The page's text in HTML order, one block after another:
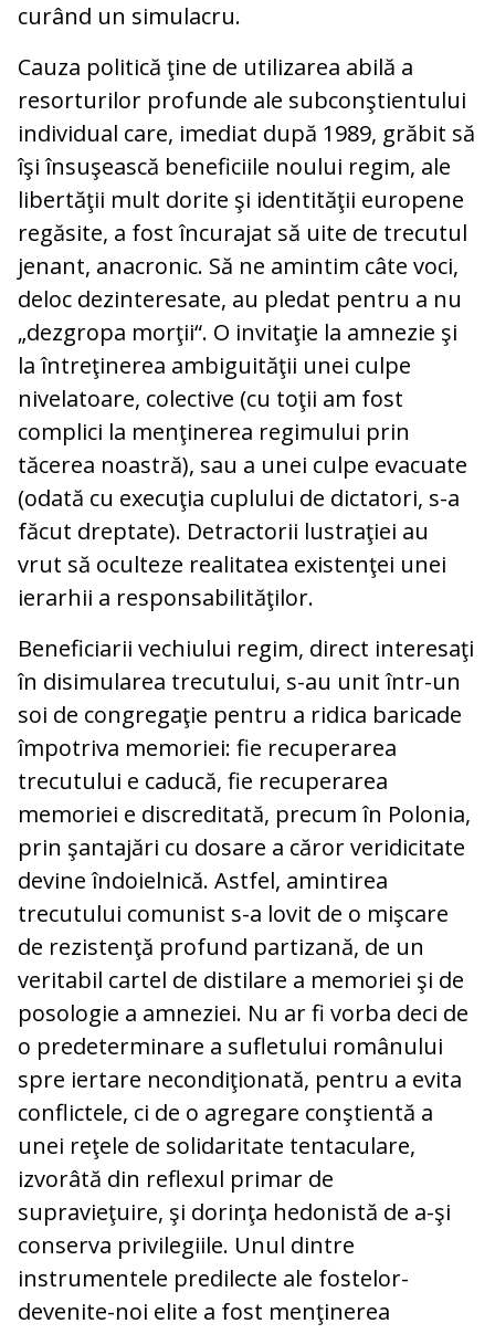
curând un simulacru.
Cauza politică ţine de utilizarea abilă a
resorturilor profunde ale subconştientului
individual care, imediat după 1989, grăbit să
îşi însuşească beneficiile noului regim, ale
libertăţii mult dorite şi identităţii europene
regăsite, a fost încurajat să uite de trecutul
jenant, anacronic. Să ne amintim câte voci,
deloc dezinteresate, au pledat pentru a nu
„dezgropa morţii“. O invitaţie la amnezie şi
la întreţinerea ambiguităţii unei culpe
nivelatoare, colective (cu toţii am fost
complici la menţinerea regimului prin
tăcerea noastră), sau a unei culpe evacuate
(odată cu execuţia cuplului de dictatori, s-a
făcut dreptate). Detractorii lustraţiei au
vrut să oculteze realitatea existenţei unei
ierarhii a responsabilităţilor.
Beneficiarii vechiului regim, direct interesaţi
în disimularea trecutului, s-au unit într-un
soi de congregaţie pentru a ridica baricade
împotriva memoriei: fie recuperarea
trecutului e caducă, fie recuperarea
memoriei e discreditată, precum în Polonia,
prin şantajări cu dosare a căror veridicitate
devine îndoielnică. Astfel, amintirea
trecutului comunist s-a lovit de o mişcare
de rezistenţă profund partizană, de un
veritabil cartel de distilare a memoriei şi de
posologie a amneziei. Nu ar fi vorba deci de
o predeterminare a sufletului românului
spre iertare necondiţionată, pentru a evita
conflictele, ci de o agregare conştientă a
unei reţele de solidaritate tentaculare,
izvorâtă din reflexul primar de
supravieţuire, şi dorinţa hedonistă de a-şi
conserva privilegiile. Unul dintre
instrumentele predilecte ale fostelor-
devenite-noi elite a fost menţinerea